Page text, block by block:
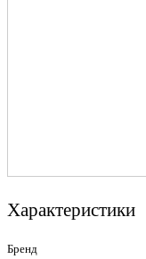
Характеристики
Бренд